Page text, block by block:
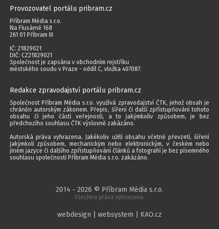
Provozovatel portálu pribram.cz
Příbram Média s.r.o.
Na Flusárně 168
261 01 Příbram III
IČ: 21829021
DIČ: CZ21829021
Společnost je zapsána v obchodním rejstříku
městského soudu v Praze - oddíl C, vložka 407087.
Redakce zpravodajství portálu pribram.cz
Společnost Příbram Média s.r.o. využívá zpravodajství ČTK, jehož obsah je
chráněn autorským zákonem. Přepis, šíření či další zpřístupňování tohoto
obsahu či jeho části veřejnosti, a to jakýmkoliv způsobem, je bez
předchozího souhlasu ČTK výslovně zakázáno.
Autorská práva vyhrazena. Jakékoliv užití obsahu včetně převzetí, šíření
jakýmkoli způsobem, mechanickým nebo elektronickým, v českém nebo
jiném jazyce či dalšího zpřístupňování článků a fotografií je bez písemného
souhlasu společnosti Příbram Média s.r.o. zakázáno.
2014 - 2026 © Příbram Média s.r.o.
Všechna práva vyhrazena.
webdesign | websystem | KAO.cz